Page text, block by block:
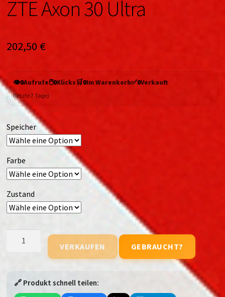
ZTE Axon 30 Ultra
202,50 €
👁️0Aufrufe🖱️0Klicks🛒0Im Warenkorb✅0Verkauft
(letzte 7 Tage)
Speicher
Farbe
Zustand
Menge
VERKAUFEN GEBRAUCHT?
🔗 Produkt schnell teilen: